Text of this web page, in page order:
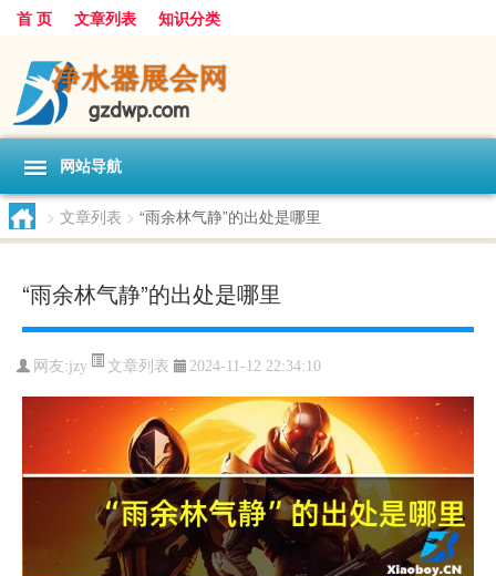
首 页 文章列表 知识分类
网站导航
> 文章列表 > “雨余林气静”的出处是哪里
“雨余林气静”的出处是哪里
网友:jzy 文章列表 2024-11-12 22:34:10